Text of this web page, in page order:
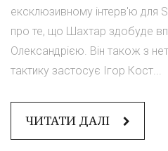
ексклюзивному інтерв'ю для
про те, що Шахтар здобуде
Олександрією. Він також з
тактику застосує Ігор Кост...
ЧИТАТИ ДАЛІ